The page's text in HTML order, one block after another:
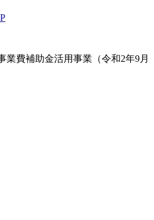
業費補助金活用事業（令和2年9月